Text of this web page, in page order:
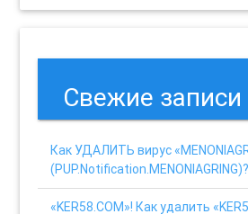
Свежие записи
Как УДАЛИТЬ вирус
(PUP.Notification.MENONIAGRING)?
«KER58.COM»! Как удалить